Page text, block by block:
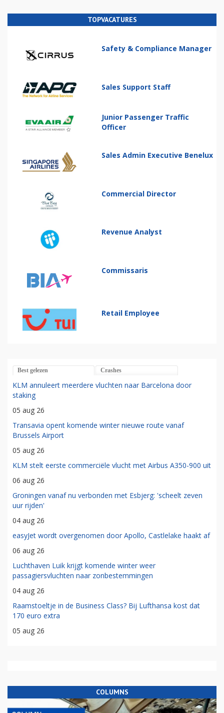
TOPVACATURES
Safety & Compliance Manager
Sales Support Staff
Junior Passenger Traffic
Officer
Sales Admin Executive Benelux
Commercial Director
Revenue Analyst
Commissaris
Retail Employee
Best gelezen Crashes
KLM annuleert meerdere vluchten naar Barcelona door
staking
05 aug 26
Transavia opent komende winter nieuwe route vanaf
Brussels Airport
05 aug 26
KLM stelt eerste commerciële vlucht met Airbus A350-900 uit
06 aug 26
Groningen vanaf nu verbonden met Esbjerg: 'scheelt zeven
uur rijden'
04 aug 26
easyJet wordt overgenomen door Apollo, Castlelake haakt af
06 aug 26
Luchthaven Luik krijgt komende winter weer
passagiersvluchten naar zonbestemmingen
04 aug 26
Raamstoeltje in de Business Class? Bij Lufthansa kost dat
170 euro extra
05 aug 26
COLUMNS